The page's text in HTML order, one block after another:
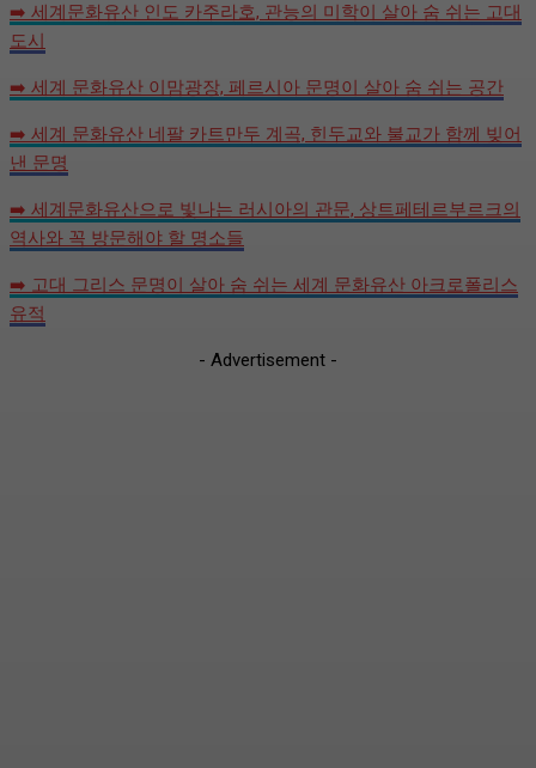
➡️ 세계문화유산 인도 카주라호, 관능의 미학이 살아 숨 쉬는 고대
도시
➡️ 세계 문화유산 이맘광장, 페르시아 문명이 살아 숨 쉬는 공간
➡️ 세계 문화유산 네팔 카트만두 계곡, 힌두교와 불교가 함께 빚어
낸 문명
➡️ 세계문화유산으로 빛나는 러시아의 관문, 상트페테르부르크의
역사와 꼭 방문해야 할 명소들
➡️ 고대 그리스 문명이 살아 숨 쉬는 세계 문화유산 아크로폴리스
유적
- Advertisement -